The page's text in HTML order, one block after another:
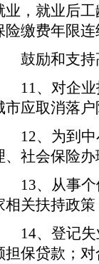
业，就业后
险缴费年限
鼓励和支持
11、对企业
市应取消落
12、为到中
、社会保险
13、从事个
相关扶持政策
14、登记失
担保贷款；